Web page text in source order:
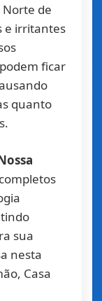
Norte de
e irritantes
ficar
quanto
sua
nesta
Casa